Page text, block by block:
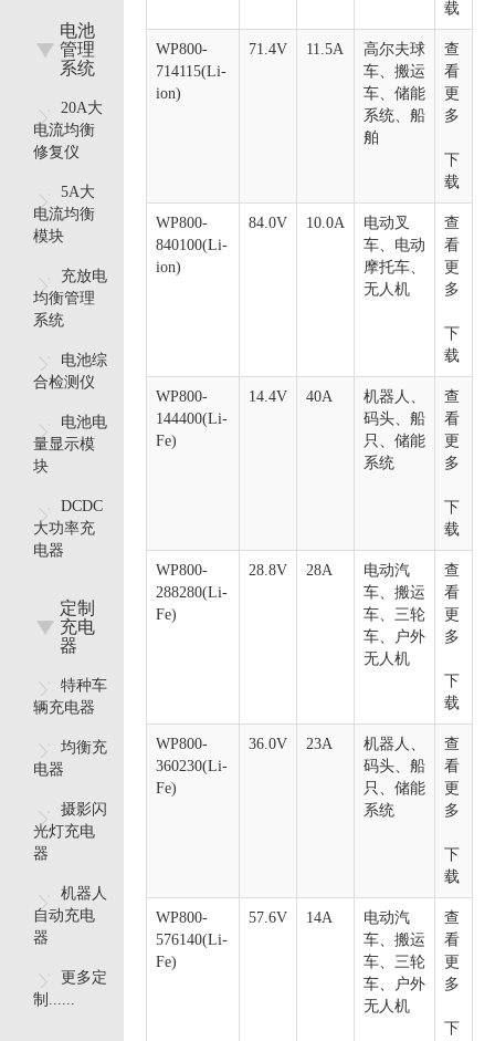
电池
管理
系统
20A大
电流均衡
修复仪
5A大
电流均衡
模块
充放电
均衡管理
系统
电池综
合检测仪
电池电
量显示模
块
DCDC
大功率充
电器
定制
充电
器
特种车
辆充电器
均衡充
电器
摄影闪
光灯充电
器
机器人
自动充电
器
更多定
制......
载
WP800-
714115(Li-
ion)
71.4V 11.5A
高尔夫球
车、搬运
车、储能
系统、船
舶
查
看
更
多
下
载
WP800-
840100(Li-
ion)
84.0V 10.0A
电动叉
车、电动
摩托车、
无人机
查
看
更
多
下
载
WP800-
144400(Li-
Fe)
14.4V 40A
机器人、
码头、船
只、储能
系统
查
看
更
多
下
载
WP800-
288280(Li-
Fe)
28.8V 28A
电动汽
车、搬运
车、三轮
车、户外
无人机
查
看
更
多
下
载
WP800-
360230(Li-
Fe)
36.0V 23A
机器人、
码头、船
只、储能
系统
查
看
更
多
下
载
WP800-
576140(Li-
Fe)
57.6V 14A
电动汽
车、搬运
车、三轮
车、户外
无人机
查
看
更
多
下